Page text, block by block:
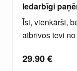
Iedarbīgi
Īsi, vienkārši,
atbrīvos tevi
29.90€